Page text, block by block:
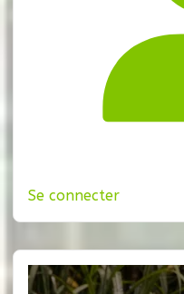
Se connecter